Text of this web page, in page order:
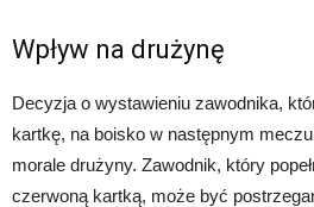
Wpływ na drużynę
Decyzja o wystawieniu zawodnika,
kartkę, na boisko w następnym
morale drużyny. Zawodnik, który
czerwoną kartką, może być